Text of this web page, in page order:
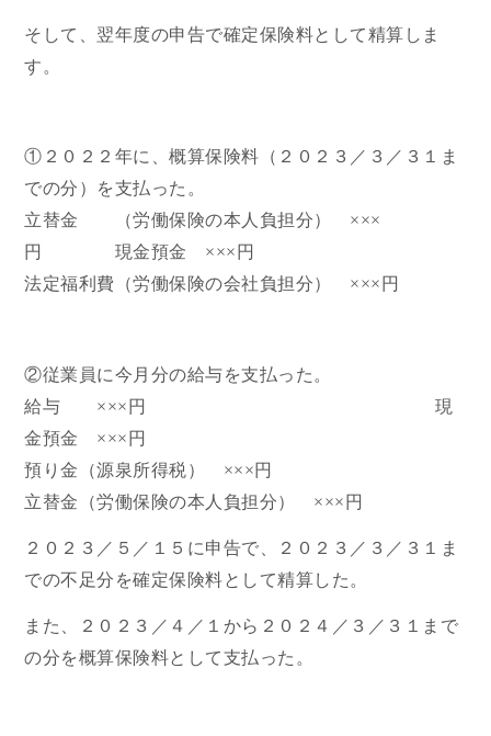
そして、翌年度の申告で確定保険料として精算しま
す。
①２０２２年に、概算保険料（２０２３／３／３１ま
での分）を支払った。
立替金 （労働保険の本人負担分） ×××
円 現金預金 ×××円
法定福利費（労働保険の会社負担分） ×××円
②従業員に今月分の給与を支払った。
給与 ×××円 現
金預金 ×××円
預り金（源泉所得税） ×××円
立替金（労働保険の本人負担分） ×××円
２０２３／５／１５に申告で、２０２３／３／３１ま
での不足分を確定保険料として精算した。
また、２０２３／４／１から２０２４／３／３１まで
の分を概算保険料として支払った。